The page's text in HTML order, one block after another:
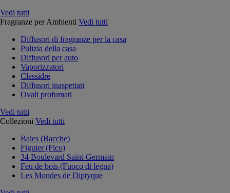
Vedi tutti
Fragranze per Ambienti Vedi tutti
Diffusori di fragranze per la casa
Pulizia della casa
Diffusori per auto
Vaporizzatori
Clessidre
Diffusori inaspettati
Ovali profumati
Vedi tutti
Collezioni Vedi tutti
Baies (Bacche)
Figuier (Fico)
34 Boulevard Saint-Germain
Feu de bois (Fuoco di legna)
Les Mondes de Diptyque